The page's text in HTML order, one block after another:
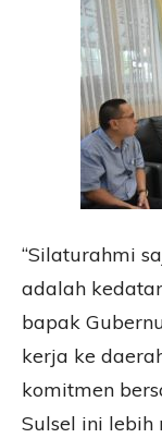
“Silaturahmi
adalah
bapak
kerja ke
komitmen
Sulsel ini lebih